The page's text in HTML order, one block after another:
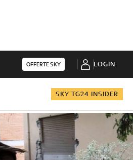
OFFERTE SKY LOGIN
SKY TG24 INSIDER